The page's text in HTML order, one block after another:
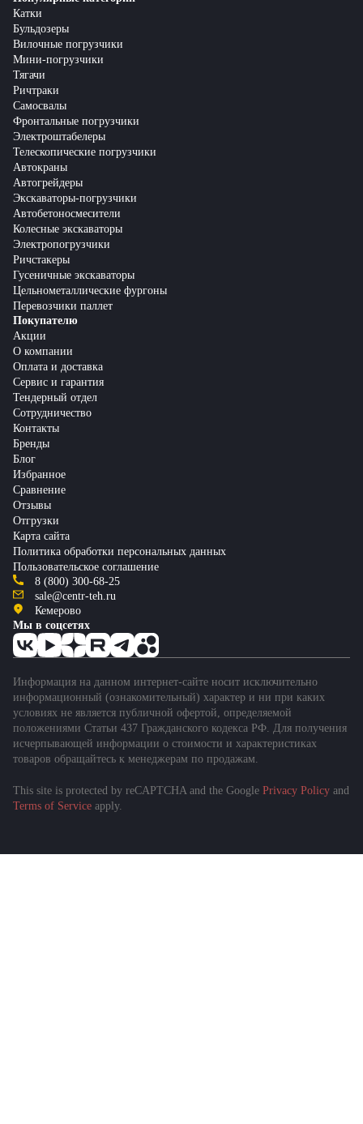
Катки
Бульдозеры
Вилочные погрузчики
Мини-погрузчики
Тягачи
Ричтраки
Самосвалы
Фронтальные погрузчики
Электроштабелеры
Телескопические погрузчики
Автокраны
Автогрейдеры
Экскаваторы-погрузчики
Автобетоносмесители
Колесные экскаваторы
Электропогрузчики
Ричстакеры
Гусеничные экскаваторы
Цельнометаллические фургоны
Перевозчики паллет
Покупателю
Акции
О компании
Оплата и доставка
Сервис и гарантия
Тендерный отдел
Сотрудничество
Контакты
Бренды
Блог
Избранное
Сравнение
Отзывы
Отгрузки
Карта сайта
Политика обработки персональных данных
Пользовательское соглашение
8 (800) 300-68-25
sale@centr-teh.ru
Кемерово
Мы в соцсетях
Информация на данном интернет-сайте носит исключительно
информационный (ознакомительный) характер и ни при каких
условиях не является публичной офертой, определяемой
положениями Статьи 437 Гражданского кодекса РФ. Для получения
исчерпывающей информации о стоимости и характеристиках
товаров обращайтесь к менеджерам по продажам.
This site is protected by reCAPTCHA and the Google Privacy Policy and
Terms of Service apply.